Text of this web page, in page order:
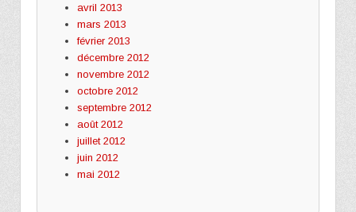
avril 2013
mars 2013
février 2013
décembre 2012
novembre 2012
octobre 2012
septembre 2012
août 2012
juillet 2012
juin 2012
mai 2012